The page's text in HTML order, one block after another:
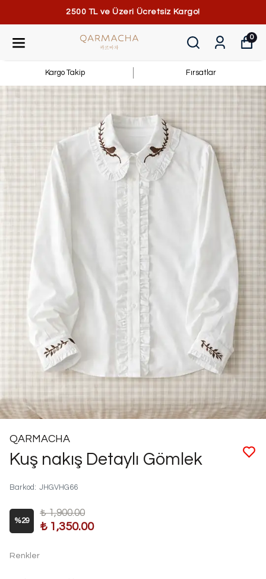
2500 TL ve Üzeri Ücretsiz Kargo!
0
Kargo Takip Fırsatlar
QARMACHA
Kuş nakış Detaylı Gömlek
Barkod : JHGVHG66
%29
₺ 1,900.00
₺ 1,350.00
Renkler